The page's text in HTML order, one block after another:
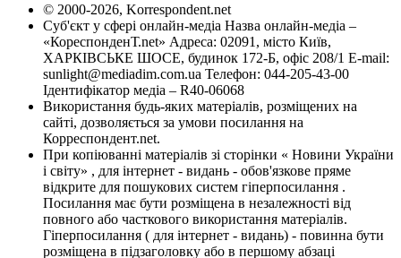
© 2000-2026, Korrespondent.net
Суб'єкт у сфері онлайн-медіа Назва онлайн-медіа –
«КореспонденТ.net» Адреса: 02091, місто Київ,
ХАРКІВСЬКЕ ШОСЕ, будинок 172-Б, офіс 208/1 E-mail:
sunlight@mediadim.com.ua Телефон: 044-205-43-00
Ідентифікатор медіа – R40-06068
Використання будь-яких матеріалів, розміщених на
сайті, дозволяється за умови посилання на
Корреспондент.net.
При копіюванні матеріалів зі сторінки « Новини України
і світу» , для інтернет - видань - обов'язкове пряме
відкрите для пошукових систем гіперпосилання .
Посилання має бути розміщена в незалежності від
повного або часткового використання матеріалів.
Гіперпосилання ( для інтернет - видань) - повинна бути
розміщена в підзаголовку або в першому абзаці